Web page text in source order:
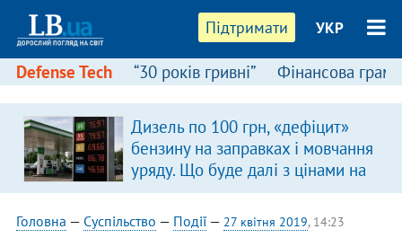
Підтримати УКР
Defense Tech “30 років гривні” Фінансова
Дизель по 100 грн, «дефіцит»
бензину на заправках і мовчання
уряду. Що буде далі з цінами на
пальне?
Головна — Суспільство — Події— 27 квітня 2019, 14:23